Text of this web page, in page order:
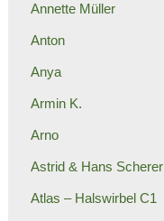
Annette Müller
Anton
Anya
Armin K.
Arno
Astrid & Hans Scherer
Atlas – Halswirbel C1